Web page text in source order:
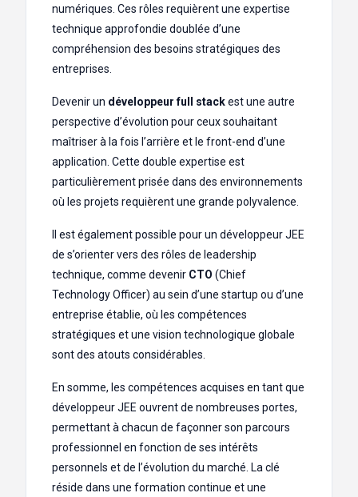
numériques. Ces rôles requièrent une expertise
technique approfondie doublée d’une
compréhension des besoins stratégiques des
entreprises.
Devenir un développeur full stackest une autre
perspective d’évolution pour ceux souhaitant
maîtriser à la fois l’arrière et le front-end d’une
application. Cette double expertise est
particulièrement prisée dans des environnements
où les projets requièrent une grande polyvalence.
Il est également possible pour un développeur JEE
de s’orienter vers des rôles de leadership
technique, comme devenir CTO (Chief
Technology Officer) au sein d’une startup ou d’une
entreprise établie, où les compétences
stratégiques et une vision technologique globale
sont des atouts considérables.
En somme, les compétences acquises en tant que
développeur JEE ouvrent de nombreuses portes,
permettant à chacun de façonner son parcours
professionnel en fonction de ses intérêts
personnels et de l’évolution du marché. La clé
réside dans une formation continue et une